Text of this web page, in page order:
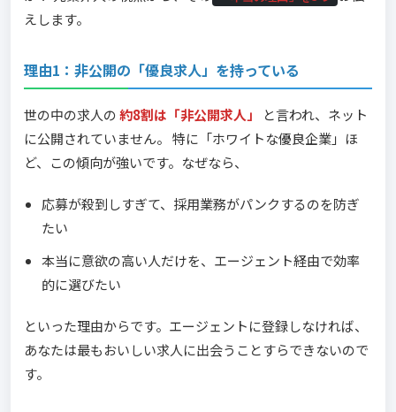
えします。
理由1：非公開の「優良求人」を持っている
世の中の求人の約8割は「非公開求人」
と言われ、ネット
に公開されていません。 特に「ホワイトな優良企業」ほ
ど、この傾向が強いです。なぜなら、
応募が殺到しすぎて、採用業務がパンクするのを防ぎ
たい
本当に意欲の高い人だけを、エージェント経由で効率
的に選びたい
といった理由からです。エージェントに登録しなければ、
あなたは最もおいしい求人に出会うことすらできないので
す。